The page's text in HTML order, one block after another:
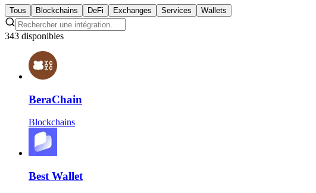
Tous Blockchains DeFi Exchanges Services Wallets
343 disponibles
BeraChain
Blockchains
Best Wallet